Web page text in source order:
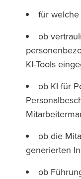
für
ob
KI-Tools
ob KI für
ob die
generierten
ob